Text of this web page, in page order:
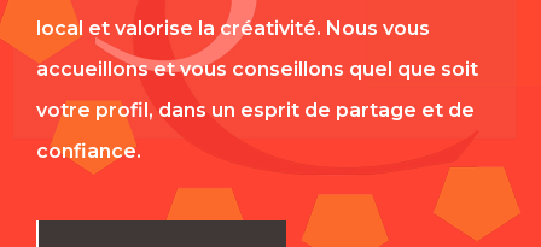
local et valorise la créativité. Nous vous
accueillons et vous conseillons quel que soit
votre profil, dans un esprit de partage et de
confiance.